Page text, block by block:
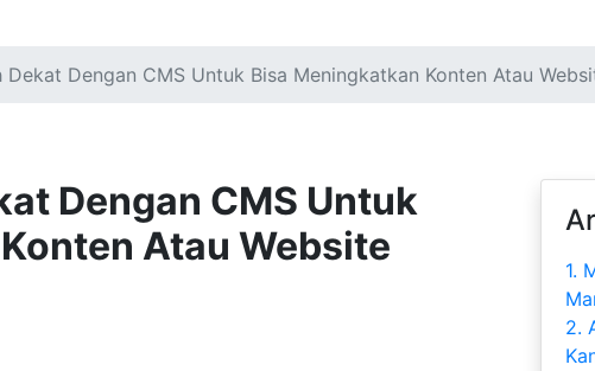
Dekat Dengan CMS Untuk Bisa Meningkatkan Konten Atau
Dengan CMS Untuk
Atau Website
1.
2.